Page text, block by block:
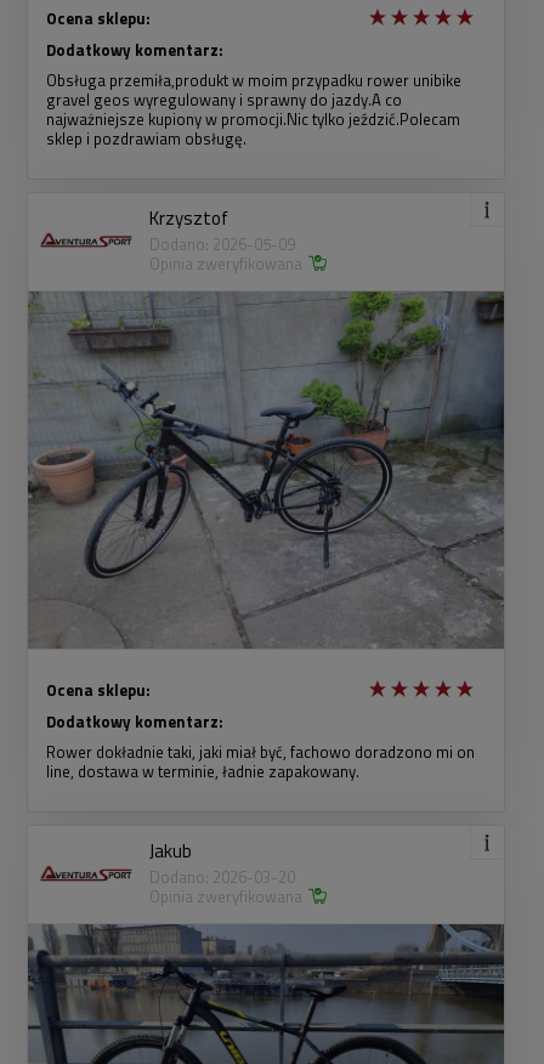
Ocena sklepu:
Dodatkowy komentarz:
Obsługa przemiła,produkt w moim przypadku rower unibike
gravel geos wyregulowany i sprawny do jazdy.A co
najważniejsze kupiony w promocji.Nic tylko jeździć.Polecam
sklep i pozdrawiam obsługę.
Krzysztof
Dodano: 2026-05-09
Opinia zweryfikowana
Ocena sklepu:
Dodatkowy komentarz:
Rower dokładnie taki, jaki miał być, fachowo doradzono mi on
line, dostawa w terminie, ładnie zapakowany.
Jakub
Dodano: 2026-03-20
Opinia zweryfikowana